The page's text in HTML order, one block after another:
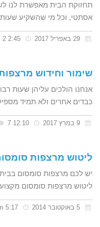
תחזוקת הבית מאפשרת לנו
אסתטי, וכל מי שהשקיע שעות
2 תגובות
שימור וחידוש
אנחנו הולכים עליהן שעות
כבדים אחרים ולא תמיד
7 תגובות
ליטוש מרצפות
יש לכם מרצפות סומסום
ליטוש מרצפות סומסום